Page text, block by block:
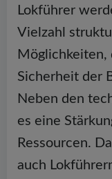
Lokführer
Vielzahl
Möglichkeiten,
Sicherheit der
Neben den
es eine
Ressourcen.
auch